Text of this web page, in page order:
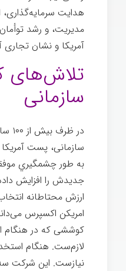
هدایت
مدیریت، و رشد
آمریکا و نشان تجاری
تلاش‌های
سازمانی
در
سازمانی، پست
به طور چشمگيري
جدیدش را افزایش
ارزش محتاطانه
امریكن اکسپرس
کوششی که در هنگام
لازم‌ست. هنگام
نیازست. این شرکت سه